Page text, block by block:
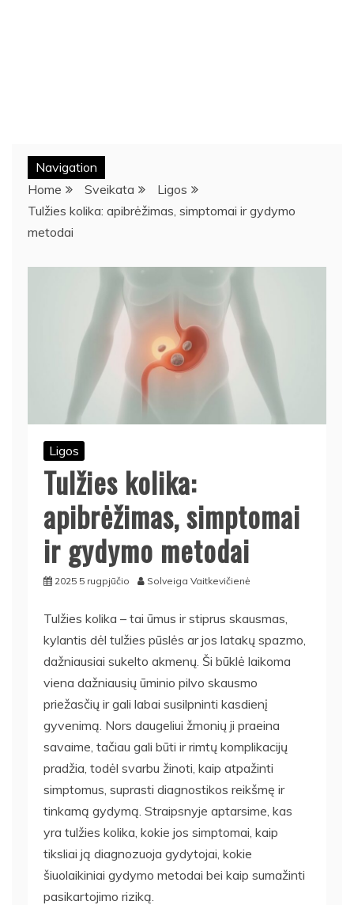
Navigation
Home
Sveikata
Ligos
Tulžies kolika: apibrėžimas, simptomai ir gydymo
metodai
Ligos
Tulžies kolika:
apibrėžimas, simptomai
ir gydymo metodai
2025 5 rugpjūčio Solveiga Vaitkevičienė
Tulžies kolika – tai ūmus ir stiprus skausmas,
kylantis dėl tulžies pūslės ar jos latakų spazmo,
dažniausiai sukelto akmenų. Ši būklė laikoma
viena dažniausių ūminio pilvo skausmo
priežasčių ir gali labai susilpninti kasdienį
gyvenimą. Nors daugeliui žmonių ji praeina
savaime, tačiau gali būti ir rimtų komplikacijų
pradžia, todėl svarbu žinoti, kaip atpažinti
simptomus, suprasti diagnostikos reikšmę ir
tinkamą gydymą. Straipsnyje aptarsime, kas
yra tulžies kolika, kokie jos simptomai, kaip
tiksliai ją diagnozuoja gydytojai, kokie
šiuolaikiniai gydymo metodai bei kaip sumažinti
pasikartojimo riziką.